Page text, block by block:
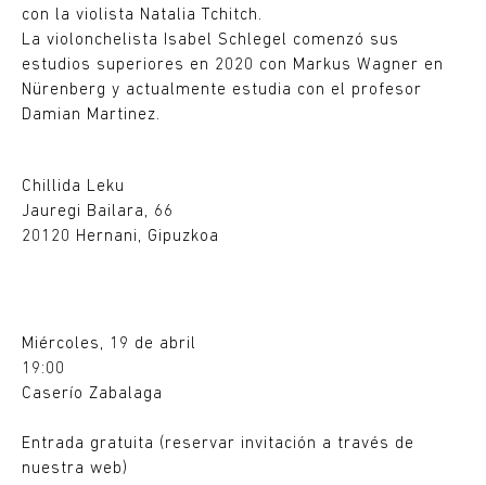
con la violista Natalia Tchitch.
La violonchelista Isabel Schlegel comenzó sus
estudios superiores en 2020 con Markus Wagner en
Nürenberg y actualmente estudia con el profesor
Damian Martinez.
Chillida Leku
Jauregi Bailara, 66
20120 Hernani, Gipuzkoa
Miércoles, 19 de abril
19:00
Caserío Zabalaga
Entrada gratuita (reservar invitación a través de
nuestra web)